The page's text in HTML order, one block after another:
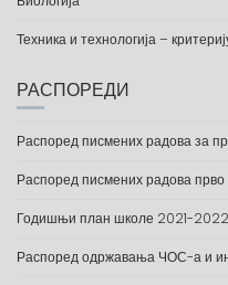
Техника и технологија –
РАСПОРЕДИ
Распоред писмених радова за
Распоред писмених радова
Годишњи план школе 2021-2022
Распоред одржавања ЧОС-а и